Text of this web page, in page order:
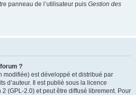
panneau de l’utilisateur puis Gestion des
?
modifiée) est développé et distribué par
d’auteur. Il est publié sous la licence
(GPL-2.0) et peut être diffusé librement. Pour